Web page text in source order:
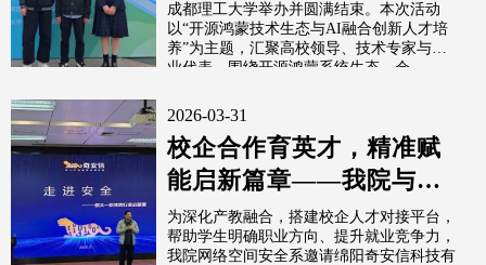
成都理工大学举办并圆满结束。本次活动
以“开源鸿蒙技术生态与AI融合创新人才培
养”为主题，汇聚高校领导、技术专家与企
业代表，围绕开源鸿蒙系统生态、仓...
2026-03-31
校企合作育英才，精准赋
能启新篇章——我院与绵
阳奇安信共推学生职业规
划与定制班建设
为深化产教融合，搭建校企人才对接平台，
帮助学生明确职业方向、提升就业竞争力，
我院网络空间安全系邀请绵阳奇安信科技有